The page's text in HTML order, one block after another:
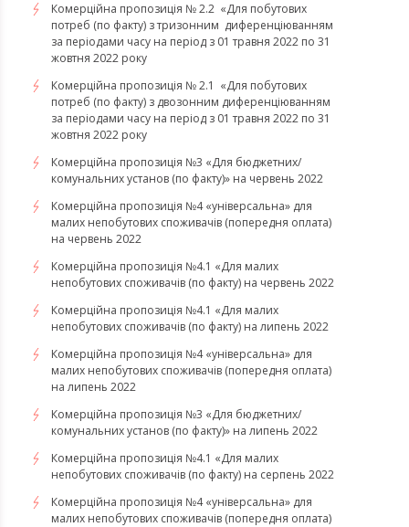
Комерційна пропозиція № 2.2 «Для побутових
потреб (по факту) з тризонним диференціюванням
за періодами часу на період з 01 травня 2022 по 31
жовтня 2022 року
Комерційна пропозиція № 2.1 «Для побутових
потреб (по факту) з двозонним диференціюванням
за періодами часу на період з 01 травня 2022 по 31
жовтня 2022 року
Комерційна пропозиція №3 «Для бюджетних/
комунальних установ (по факту)» на червень 2022
Комерційна пропозиція №4 «універсальна» для
малих непобутових споживачів (попередня оплата)
на червень 2022
Комерційна пропозиція №4.1 «Для малих
непобутових споживачів (по факту) на червень 2022
Комерційна пропозиція №4.1 «Для малих
непобутових споживачів (по факту) на липень 2022
Комерційна пропозиція №4 «універсальна» для
малих непобутових споживачів (попередня оплата)
на липень 2022
Комерційна пропозиція №3 «Для бюджетних/
комунальних установ (по факту)» на липень 2022
Комерційна пропозиція №4.1 «Для малих
непобутових споживачів (по факту) на серпень 2022
Комерційна пропозиція №4 «універсальна» для
малих непобутових споживачів (попередня оплата)